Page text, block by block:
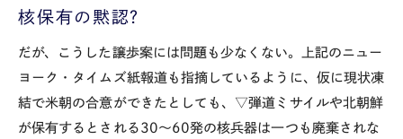
核保有の黙認？
だが、こうした譲歩案には問題も少なくない。上記のニュー
ヨーク・タイムズ紙報道も指摘しているように、仮に現状凍
結で米朝の合意ができたとしても、▽弾道ミサイルや北朝鮮
が保有するとされる30～60発の核兵器は一つも廃棄されな